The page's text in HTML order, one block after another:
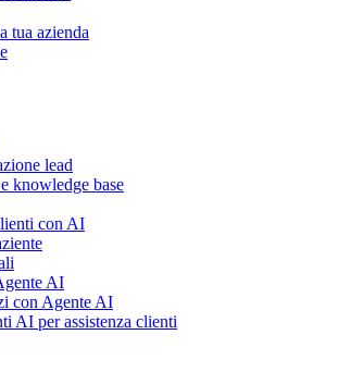
tua azienda
lead
knowledge base
con AI
AI
con Agente AI
AI per assistenza clienti